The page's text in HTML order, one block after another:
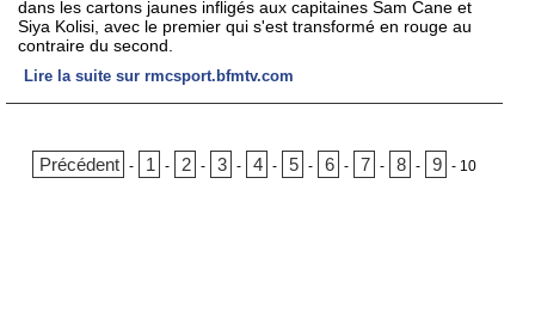
dans les cartons jaunes infligés aux capitaines Sam Cane et
Siya Kolisi, avec le premier qui s'est transformé en rouge au
contraire du second.
Lire la suite sur rmcsport.bfmtv.com
Précédent - 1 - 2 - 3 - 4 - 5 - 6 - 7 - 8 - 9 - 10